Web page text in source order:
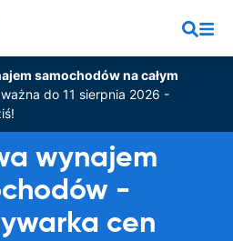
samochodów na całym
do 11 sierpnia 2026 -
wynajem
-
cen